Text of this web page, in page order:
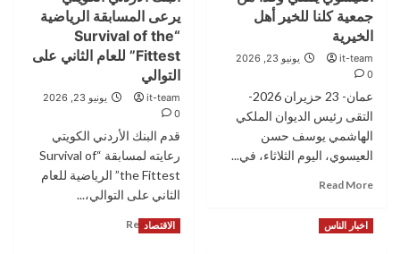
تمنياتهما
بالشفاء
للمصاب
يلتقي
جمعية
عشائر
سحاب
حين
تكون
الصراحة
بداية
جمعية كلنا للخير أهل
الخيرية
it-team
يونيو 23, 2026
0
عمان- 23 حزيران 2026-
التقى رئيس الديوان الملكي
الهاشمي يوسف حسن
العيسوي، اليوم الثلاثاء، في...
Read More
about
العيسوي
يرعى المسابقة الرياضية
“Survival of the
Fittest” للعام الثاني على
التوالي
it-team
يونيو 23, 2026
0
قدم البنك الأردني الكويتي
رعايته لمسابقة “Survival of
the Fittest” الرياضية للعام
الثاني على التوالي،...
Read More اخبار الناس الاقتصاد